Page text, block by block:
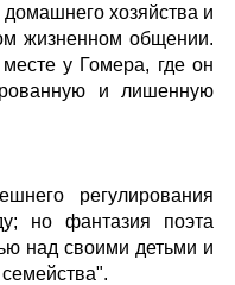
хозяйства и
жизненном общении.
у Гомера, где он
и лишенную
регулирования
но фантазия поэта
над своими детьми и